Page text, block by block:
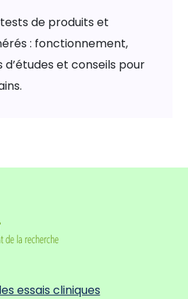
de produits et
: fonctionnement,
et conseils pour
essais cliniques